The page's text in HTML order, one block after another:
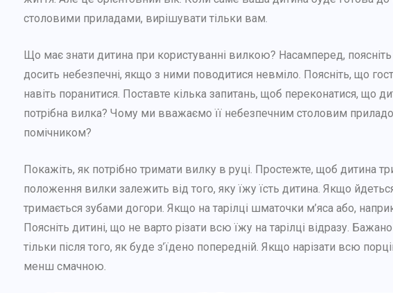
столовими приладами, вирішувати тільки вам.
Що має знати дитина при користуванні вилкою? Насамперед,
досить небезпечні, якщо з ними поводитися невміло. Поясніть, що
навіть поранитися. Поставте кілька запитань, щоб переконатися, що
потрібна вилка? Чому ми вважаємо її небезпечним столовим
помічником?
Покажіть, як потрібно тримати вилку в руці. Простежте, щоб дитина
положення вилки залежить від того, яку їжу їсть дитина. Якщо
тримається зубами догори. Якщо на тарілці шматочки м’яса або,
Поясніть дитині, що не варто різати всю їжу на тарілці відразу.
тільки після того, як буде з’їдено попередній. Якщо нарізати всю
менш смачною.